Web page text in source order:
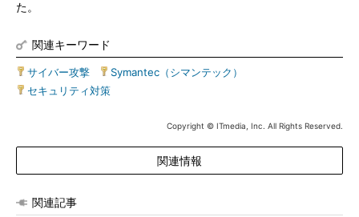
た。
関連キーワード
サイバー攻撃 Symantec（シマンテック）
セキュリティ対策
Copyright © ITmedia, Inc. All Rights Reserved.
関連情報
関連記事